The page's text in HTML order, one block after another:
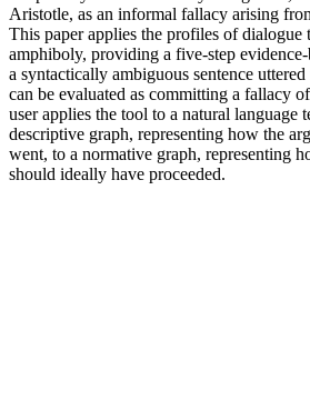
Aristotle, as an informal fallacy arising
This paper applies the profiles of
amphiboly, providing a five-step
a syntactically ambiguous sentence
can be evaluated as committing a fallacy
user applies the tool to a natural language
descriptive graph, representing how the
went, to a normative graph, representing
should ideally have proceeded.